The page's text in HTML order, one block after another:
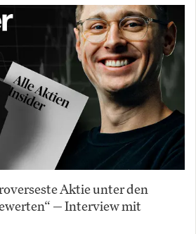
Aktie unter den
— Interview mit